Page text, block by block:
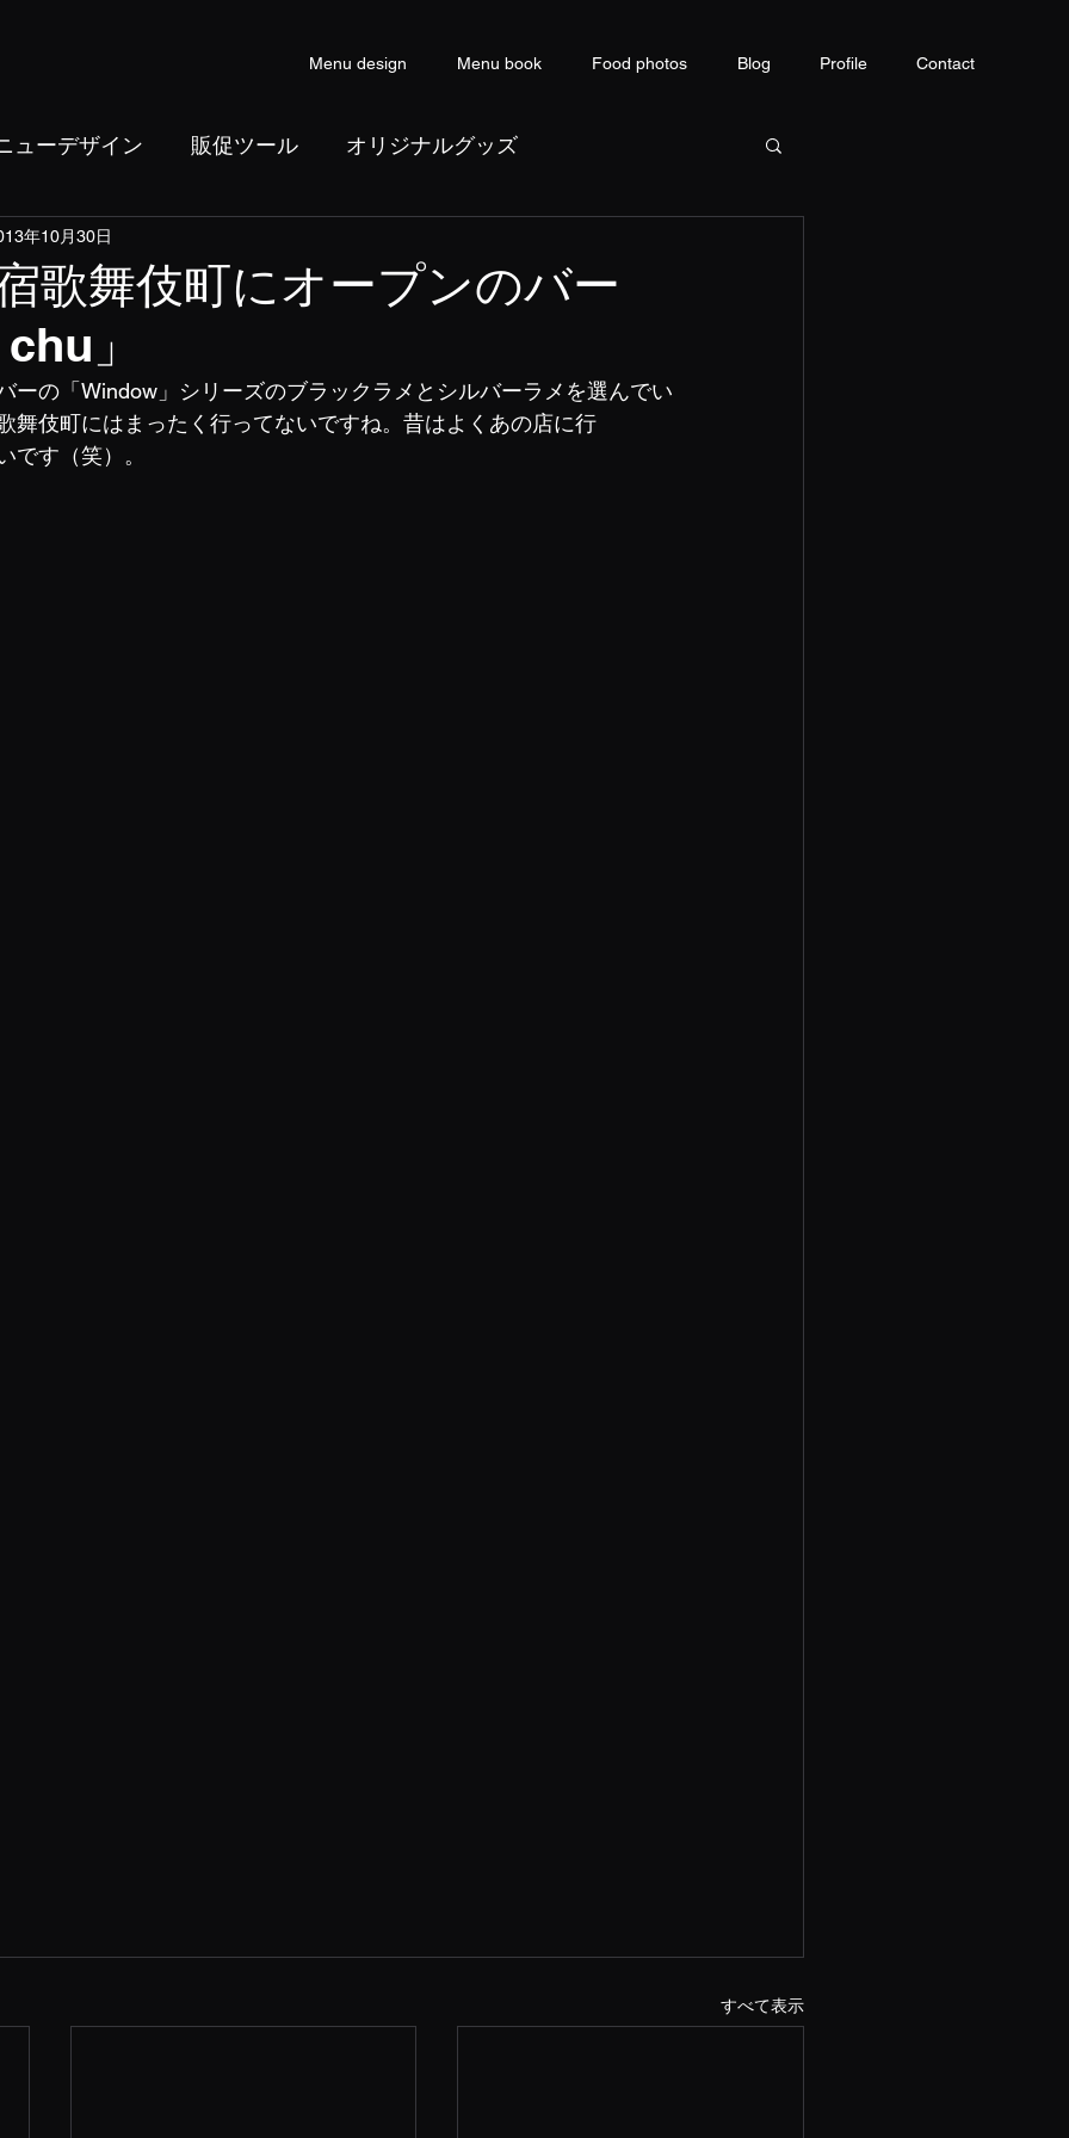
Menu design Menu book Food photos Blog Profile Contact
ューデザイン 販促ツール オリジナルグッズ
コピーライティング
歌舞伎町にオープンのバー
」
年10月30日
ーの「Window」シリーズのブラックラメとシルバーラメを選んでい
舞伎町にはまったく行ってないですね。昔はよくあの店に行
です（笑）。
すべて表示